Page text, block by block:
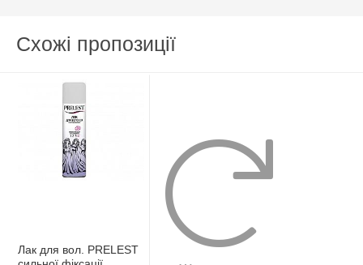
Схожі пропозиції
Лак для вол. PRELEST